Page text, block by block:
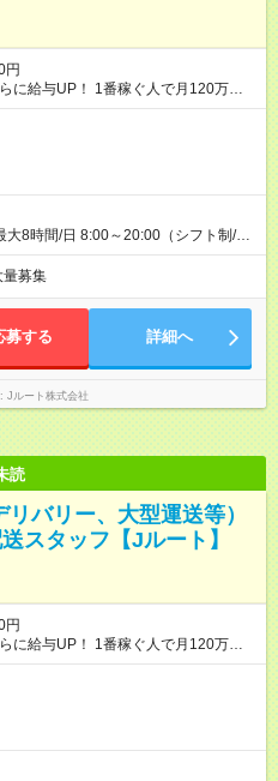
円
に給与UP！ 1番稼ぐ人で月120万ほ
収50万
元建築関係 1日150個配達×25日勤務
大8時間/日 8:00～20:00（シフト制/実
所次第では週4も有り） ※配達状況に
性有り ※案件により多少の前後あり
量募集
募する 詳細へ
Jルート株式会社
読
バリー、大型運送等）
スタッフ【Jルート】
円
に給与UP！ 1番稼ぐ人で月120万ほ
収50万
元建築関係 1日150個配達×25日勤務